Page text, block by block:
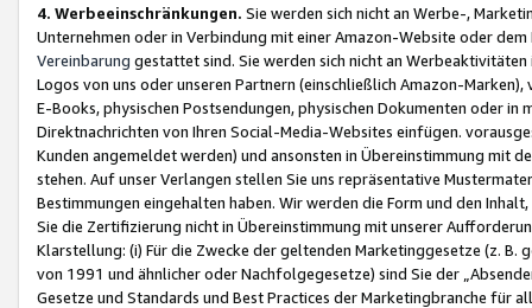
4. Werbeeinschränkungen. Sie werden sich nicht an Werbe-,
Unternehmen oder in Verbindung mit einer Amazon-Website oder
Vereinbarung gestattet sind. Sie werden sich nicht an
Logos von uns oder unseren Partnern (einschließlich Amazon-
E-Books, physischen Postsendungen, physischen Dokumenten oder in
Direktnachrichten von Ihren Social-Media-Websites einfügen.
Kunden angemeldet werden) und ansonsten in Übereinstimmung mit
stehen. Auf unser Verlangen stellen Sie uns repräsentative
Bestimmungen eingehalten haben. Wir werden die Form und den
Sie die Zertifizierung nicht in Übereinstimmung mit unserer
Klarstellung: (i) Für die Zwecke der geltenden Marketinggesetze (z. B.
von 1991 und ähnlicher oder Nachfolgegesetze) sind Sie der
Gesetze und Standards und Best Practices der Marketingbranche für